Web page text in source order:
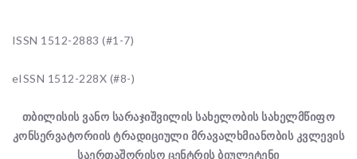
ISSN 1512-2883 (#1-7)
eISSN 1512-228X (#8-)
თბილისის ვანო სარაჯიშვილის სახელობის სახელმწიფო
კონსერვატორიის ტრადიციული მრავალხმიანობის კვლევის
საერთაშორისო ცენტრის ბიულეტენი